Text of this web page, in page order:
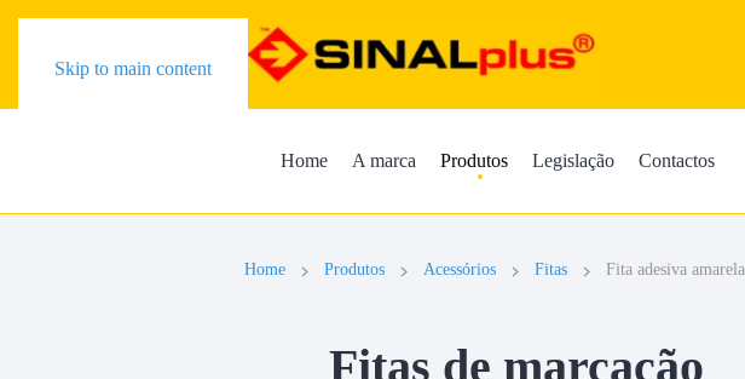
Skip to main content
Home A marca Produtos Legislação Contactos
Home Produtos Acessórios Fitas Fita adesiva amarela
Fitas de marcação